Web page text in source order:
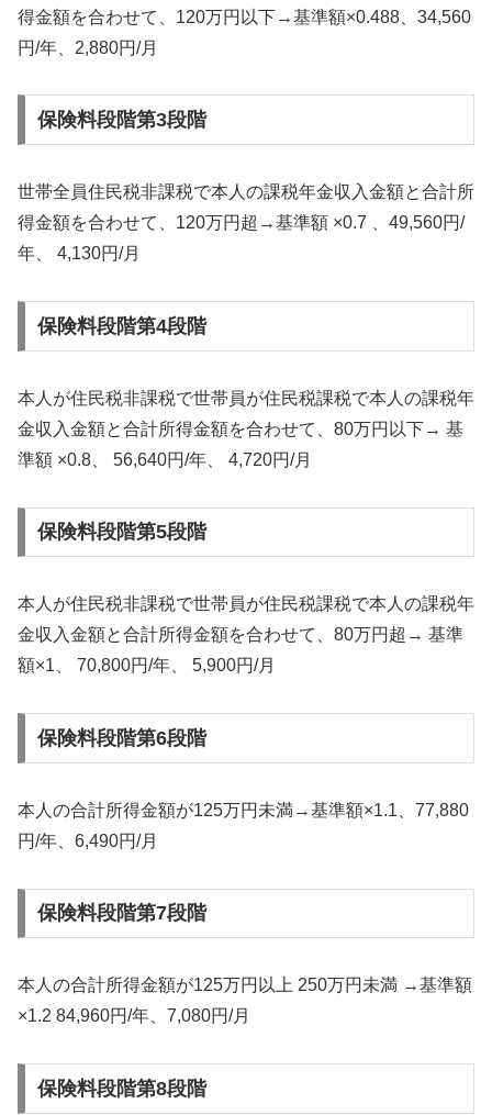
得金額を合わせて、120万円以下→基準額×0.488、34,560
円/年、2,880円/月
保険料段階第3段階
世帯全員住民税非課税で本人の課税年金収入金額と合計所
得金額を合わせて、120万円超→基準額 ×0.7 、49,560円/
年、 4,130円/月
保険料段階第4段階
本人が住民税非課税で世帯員が住民税課税で本人の課税年
金収入金額と合計所得金額を合わせて、80万円以下→ 基
準額 ×0.8、 56,640円/年、 4,720円/月
保険料段階第5段階
本人が住民税非課税で世帯員が住民税課税で本人の課税年
金収入金額と合計所得金額を合わせて、80万円超→ 基準
額×1、 70,800円/年、 5,900円/月
保険料段階第6段階
本人の合計所得金額が125万円未満→基準額×1.1、77,880
円/年、6,490円/月
保険料段階第7段階
本人の合計所得金額が125万円以上 250万円未満 →基準額
×1.2 84,960円/年、7,080円/月
保険料段階第8段階